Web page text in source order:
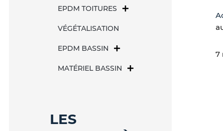
EPDM TOITURES
VÉGÉTALISATION
EPDM BASSIN
MATÉRIEL BASSIN
LES
7